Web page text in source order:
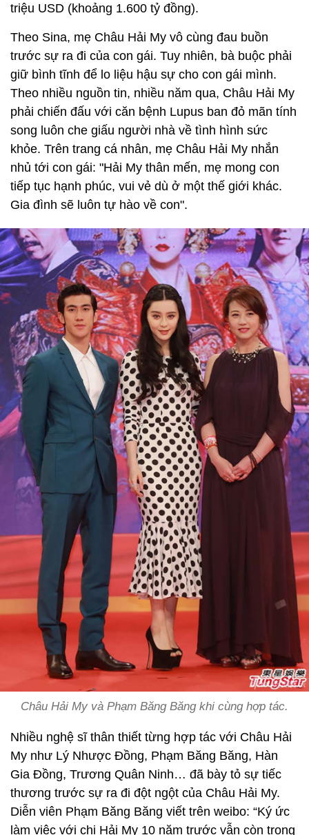
triệu USD (khoảng 1.600 tỷ đồng).
Theo Sina, mẹ Châu Hải My vô cùng đau buồn
trước sự ra đi của con gái. Tuy nhiên, bà buộc phải
giữ bình tĩnh để lo liệu hậu sự cho con gái mình.
Theo nhiều nguồn tin, nhiều năm qua, Châu Hải My
phải chiến đấu với căn bệnh Lupus ban đỏ mãn tính
song luôn che giấu người nhà về tình hình sức
khỏe. Trên trang cá nhân, mẹ Châu Hải My nhắn
nhủ tới con gái: "Hải My thân mến, mẹ mong con
tiếp tục hạnh phúc, vui vẻ dù ở một thế giới khác.
Gia đình sẽ luôn tự hào về con".
Châu Hải My và Phạm Băng Băng khi cùng hợp tác.
Nhiều nghệ sĩ thân thiết từng hợp tác với Châu Hải
My như Lý Nhược Đồng, Phạm Băng Băng, Hàn
Gia Đồng, Trương Quân Ninh… đã bày tỏ sự tiếc
thương trước sự ra đi đột ngột của Châu Hải My.
Diễn viên Phạm Băng Băng viết trên weibo: “Ký ức
làm việc với chị Hải My 10 năm trước vẫn còn trong